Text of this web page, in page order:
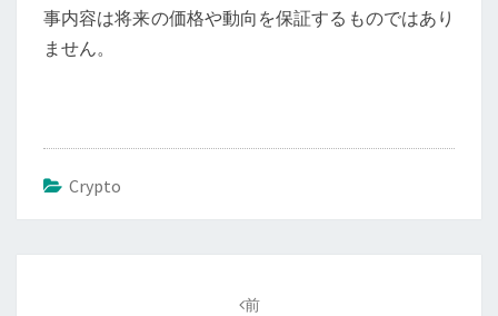
事内容は将来の価格や動向を保証するものではあり
ません。
Crypto
前